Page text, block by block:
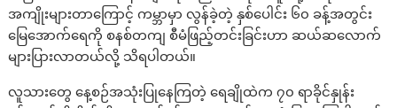
အကျိုးများတာကြောင့် ကမ္ဘာမှာ လွန်ခဲ့တဲ့ နှစ်ပေါင်း ၆၀ ခန့်အတွင်း
မြေအောက်ရေကို စနစ်တကျ စီမံဖြည့်တင်းခြင်းဟာ ဆယ်ဆလောက်
များပြားလာတယ်လို့ သိရပါတယ်။
လူသားတွေ နေ့စဉ်အသုံးပြုနေကြတဲ့ ရေချိုထဲက ၇၀ ရာခိုင်နှုန်း